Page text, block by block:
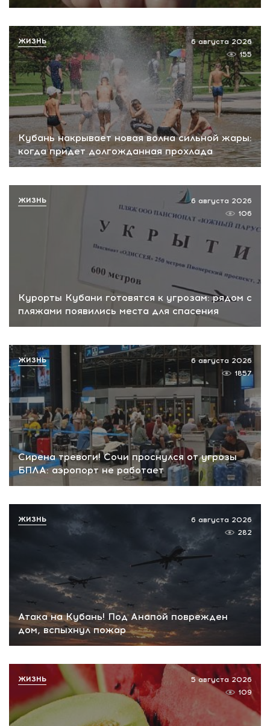
Кубань накрывает новая волна сильной жары:
когда придет долгожданная прохлада
6 августа 2026
155
ЖИЗНЬ
Курорты Кубани готовятся к угрозам: рядом с
пляжами появились места для спасения
6 августа 2026
106
ЖИЗНЬ
Сирена тревоги! Сочи проснулся от угрозы
БПЛА: аэропорт не работает
6 августа 2026
1857
ЖИЗНЬ
Атака на Кубань! Под Анапой поврежден
дом, вспыхнул пожар
6 августа 2026
282
ЖИЗНЬ
5 августа 2026
109
ЖИЗНЬ